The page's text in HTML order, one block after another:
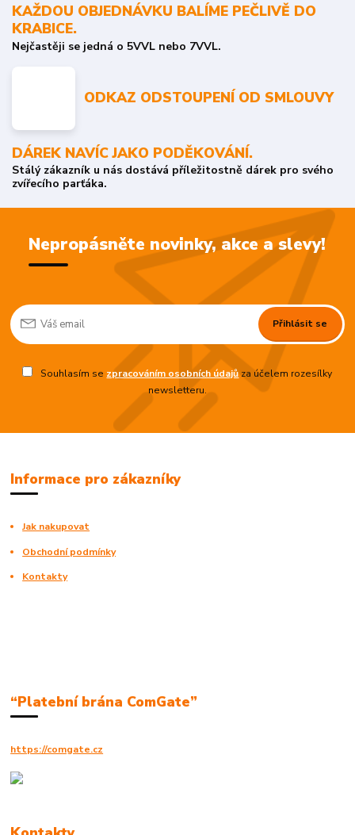
KAŽDOU OBJEDNÁVKU BALÍME PEČLIVĚ DO
KRABICE.
Nejčastěji se jedná o 5VVL nebo 7VVL.
ODKAZ ODSTOUPENÍ OD SMLOUVY
DÁREK NAVÍC JAKO PODĚKOVÁNÍ.
Stálý zákazník u nás dostává příležitostně dárek pro svého
zvířecího parťáka.
Nepropásněte novinky, akce a slevy!
Přihlásit se
Souhlasím se zpracováním osobních údajůza účelem rozesílky
newsletteru.
Informace pro zákazníky
Jak nakupovat
Obchodní podmínky
Kontakty
“Platební brána ComGate”
https://comgate.cz